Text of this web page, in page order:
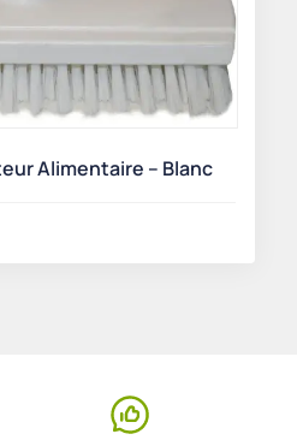
Alimentaire – Blanc